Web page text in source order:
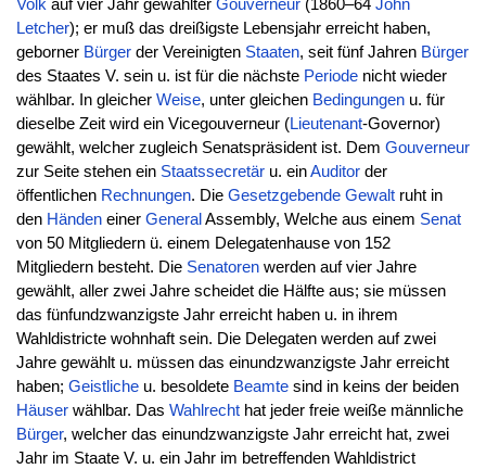
Volk auf vier Jahr gewählter Gouverneur(1860–64 John
Letcher); er muß das dreißigste Lebensjahr erreicht haben,
geborner Bürgerder Vereinigten Staaten, seit fünf Jahren Bürger
des Staates V. sein u. ist für die nächste Periodenicht wieder
wählbar. In gleicher Weise, unter gleichen Bedingungenu. für
dieselbe Zeit wird ein Vicegouverneur (Lieutenant-Governor)
gewählt, welcher zugleich Senatspräsident ist. Dem Gouverneur
zur Seite stehen ein Staatssecretäru. einAuditorder
öffentlichen Rechnungen. Die Gesetzgebende Gewaltruht in
den Händeneiner General Assembly, Welche aus einem Senat
von 50 Mitgliedern ü. einem Delegatenhause von 152
Mitgliedern besteht. Die Senatorenwerden auf vier Jahre
gewählt, aller zwei Jahre scheidet die Hälfte aus; sie müssen
das fünfundzwanzigste Jahr erreicht haben u. in ihrem
Wahldistricte wohnhaft sein. Die Delegaten werden auf zwei
Jahre gewählt u. müssen das einundzwanzigste Jahr erreicht
haben; Geistlicheu. besoldete Beamtesind in keins der beiden
Häuserwählbar. Das Wahlrechthat jeder freie weiße männliche
Bürger, welcher das einundzwanzigste Jahr erreicht hat, zwei
Jahr im Staate V. u. ein Jahr im betreffenden Wahldistrict